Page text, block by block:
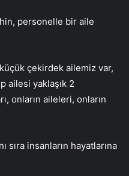
personelle bir aile
çekirdek ailemiz var,
ailesi yaklaşık 2
onların aileleri, onların
sıra insanların hayatlarına